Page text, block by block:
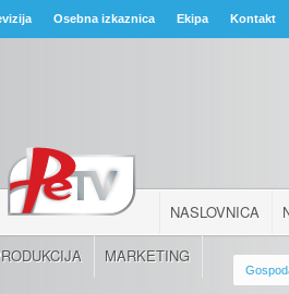
Osebna izkaznica Ekipa Kontakt
NASLOVNICA
MARKETING